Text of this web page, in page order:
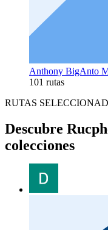
Anthony BigAnto
101 rutas
RUTAS
Descubre
colecciones